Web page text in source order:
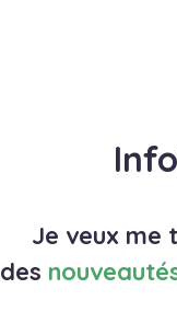
Je veux me
des